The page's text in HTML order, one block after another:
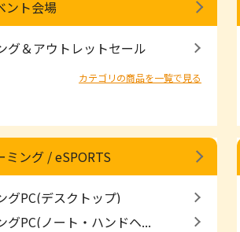
ント会場
グ＆アウトレットセール
カテゴリの商品を一覧で見る
ミング / eSPORTS
グPC(デスクトップ)
グPC(ノート・ハンドヘ...